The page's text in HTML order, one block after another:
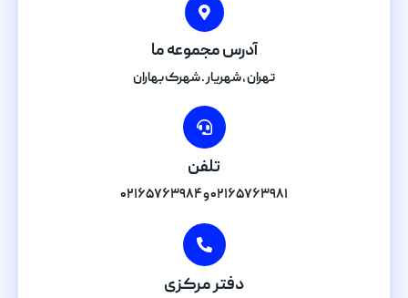
آدرس مجموعه ما
تهران , شهریار . شهرک بهاران
تلفن
۰۲۱۶۵۷۶۳۹۸۱ و ۰۲۱۶۵۷۶۳۹۸۴
دفتر مرکزی